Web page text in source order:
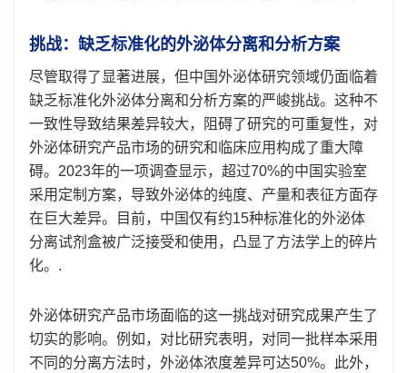
挑战：缺乏标准化的外泌体分离和分析方案
尽管取得了显著进展，但中国外泌体研究领域仍面临着
缺乏标准化外泌体分离和分析方案的严峻挑战。这种不
一致性导致结果差异较大，阻碍了研究的可重复性，对
外泌体研究产品市场的研究和临床应用构成了重大障
碍。2023年的一项调查显示，超过70%的中国实验室
采用定制方案，导致外泌体的纯度、产量和表征方面存
在巨大差异。目前，中国仅有约15种标准化的外泌体
分离试剂盒被广泛接受和使用，凸显了方法学上的碎片
化。.
外泌体研究产品市场面临的这一挑战对研究成果产生了
切实的影响。例如，对比研究表明，对同一批样本采用
不同的分离方法时，外泌体浓度差异可达50%。此外，